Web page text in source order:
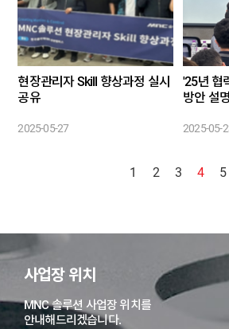
현장관리자 Skill 향상과정 실시
공유
2025-05-27
'25년 협
방안 설
2025-05-
1 2 3 4 5
사업장 위치
MNC 솔루션 사업장 위치를
안내해드리겠습니다.